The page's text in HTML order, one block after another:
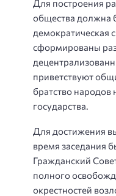
Для построения
общества должна
демократическая
сформированы
приветствуют
братство народов
государства.
Для достижения
время заседания
Гражданский
полного
окрестностей